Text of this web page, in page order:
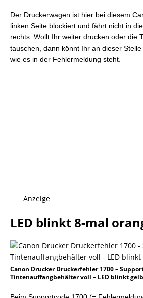
Der Druckerwagen ist hier bei diesem
linken Seite blockiert und fährt nicht in
rechts. Wollt Ihr weiter drucken oder die
tauschen, dann könnt Ihr an dieser Stelle
wie es in der Fehlermeldung steht.
Anzeige
LED blinkt 8-mal
Canon Drucker Druckerfehler 1700 –
Tintenauffangbehälter voll – LED blinkt gelb